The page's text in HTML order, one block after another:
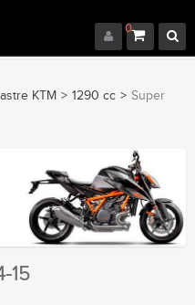
0
KTM > 1290 cc > Super
15